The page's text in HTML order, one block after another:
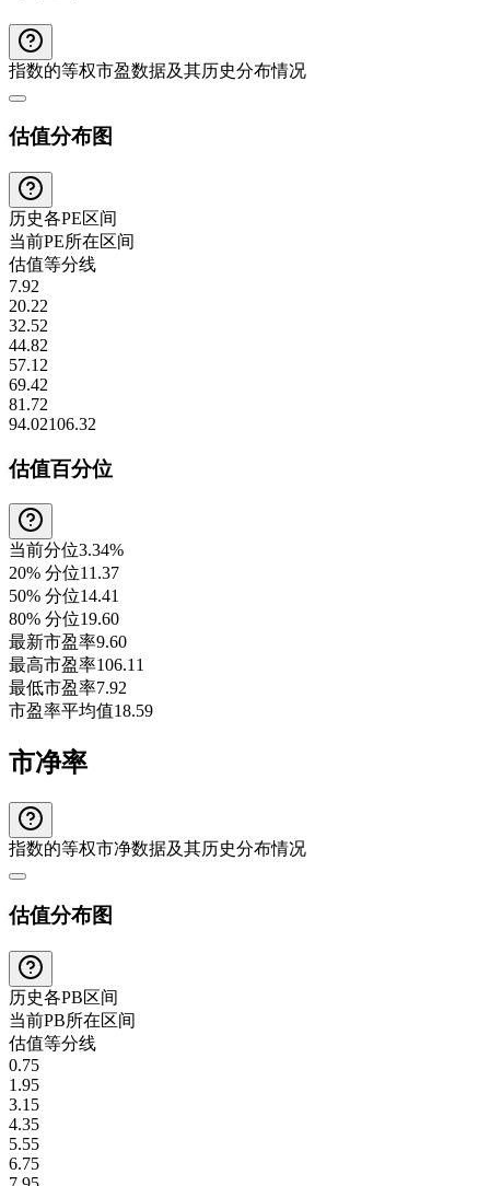
指数的等权市盈数据及其历史分布情况
估值分布图
历史各PE区间
当前PE所在区间
估值等分线
7.92
20.22
32.52
44.82
57.12
69.42
81.72
94.02106.32
估值百分位
当前分位3.34%
20% 分位11.37
50% 分位14.41
80% 分位19.60
最新市盈率9.60
最高市盈率106.11
最低市盈率7.92
市盈率平均值18.59
市净率
指数的等权市净数据及其历史分布情况
估值分布图
历史各PB区间
当前PB所在区间
估值等分线
0.75
1.95
3.15
4.35
5.55
6.75